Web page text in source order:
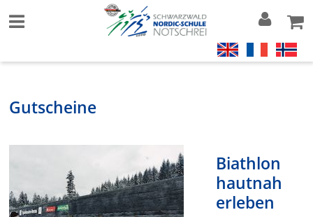
Gutscheine
Biathlon
hautnah
erleben